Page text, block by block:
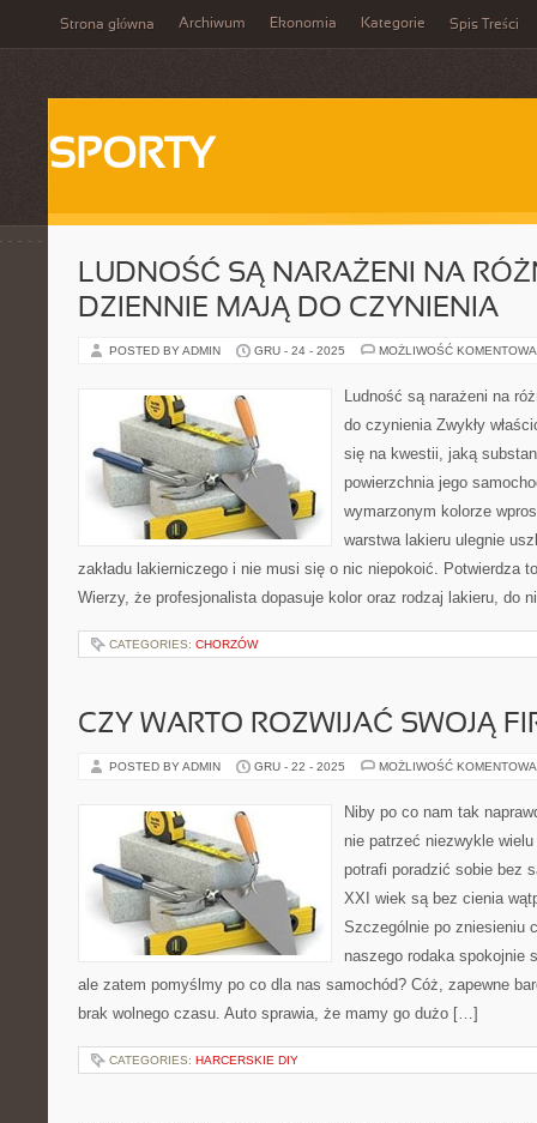
Strona główna Archiwum Ekonomia Kategorie Spis Treści
SPORTY
LUDNOŚĆ SĄ NARAŻENI NA
DZIENNIE MAJĄ DO CZYNIENIA
POSTED BY ADMIN GRU - 24 - 2025 MOŻLIWOŚĆ
Ludność są narażeni na
do czynienia Zwykły
się na kwestii, jaką
powierzchnia jego
wymarzonym kolorze
warstwa lakieru ulegnie
zakładu lakierniczego i nie musi się o nic niepokoić. Potwierdza
Wierzy, że profesjonalista dopasuje kolor oraz rodzaj lakieru, do
CATEGORIES: CHORZÓW
CZY WARTO ROZWIJAĆ SWOJĄ
POSTED BY ADMIN GRU - 22 - 2025 MOŻLIWOŚĆ
Niby po co nam tak
nie patrzeć niezwykle
potrafi poradzić sobie bez
XXI wiek są bez cienia
Szczególnie po zniesieniu
naszego rodaka spokojnie
ale zatem pomyślmy po co dla nas samochód? Cóż, zapewne
brak wolnego czasu. Auto sprawia, że mamy go dużo […]
CATEGORIES: HARCERSKIE DIY